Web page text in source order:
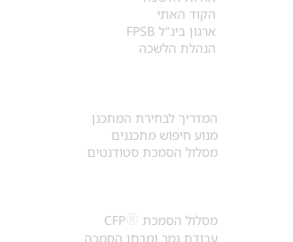
הקוד האתי
ארגון בינ"ל FPSB
הנהלת הלשכה
המדריך לבחירת המתכנן
מנוע חיפוש מתכננים
מסלול הסמכת סטודנטים
מסלול הסמכת ®
CFP
עבודת גמר ומבחן הסמכה